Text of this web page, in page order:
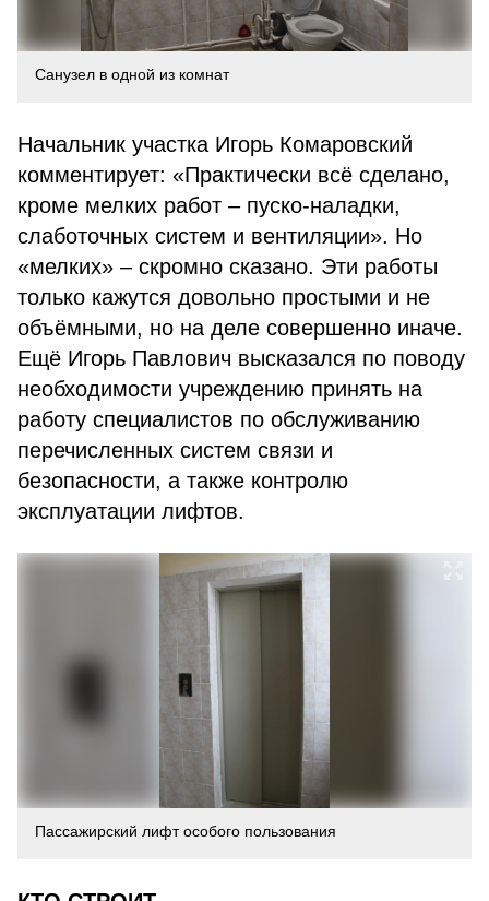
Санузел в одной из комнат
Начальник участка Игорь Комаровский
комментирует: «Практически всё сделано,
кроме мелких работ – пуско-наладки,
слаботочных систем и вентиляции». Но
«мелких» – скромно сказано. Эти работы
только кажутся довольно простыми и не
объёмными, но на деле совершенно иначе.
Ещё Игорь Павлович высказался по поводу
необходимости учреждению принять на
работу специалистов по обслуживанию
перечисленных систем связи и
безопасности, а также контролю
эксплуатации лифтов.
Пассажирский лифт особого пользования